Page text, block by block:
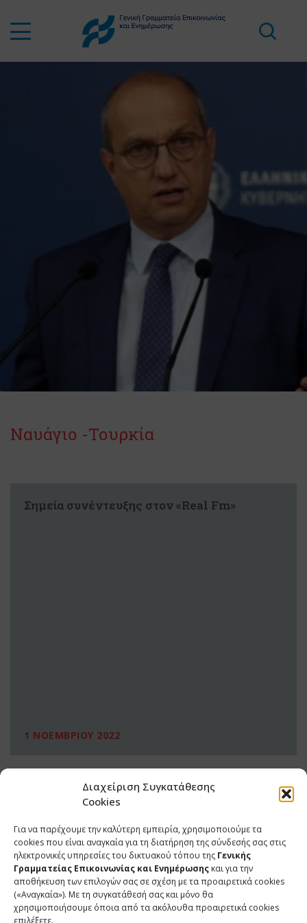
Διαχείριση Συγκατάθεσης
Cookies
Για να παρέχουμε την καλύτερη εμπειρία, χρησιμοποιούμε τα
cookies που είναι αναγκαία για τη διατήρηση της σύνδεσής σας στις
ηλεκτρονικές υπηρεσίες του δικτυακού τόπου της Γενικής
Γραμματείας Επικοινωνίας και Ενημέρωσης και για την
αποθήκευση των επιλογών σας σε σχέση με τα προαιρετικά cookies
(«Αναγκαία»). Με τη συγκατάθεσή σας και μόνο θα
χρησιμοποιήσουμε όποια από τα ακόλουθα προαιρετικά cookies
επιλέξετε.
Ναυάγιο -Τουρκία
Σημεία συνέντευξης στον «Real Fm»
1 ΝΟΕΜΒΡΙΟΥ 2022
ΕΠΙΚΟΙΝΩΝΙΑ